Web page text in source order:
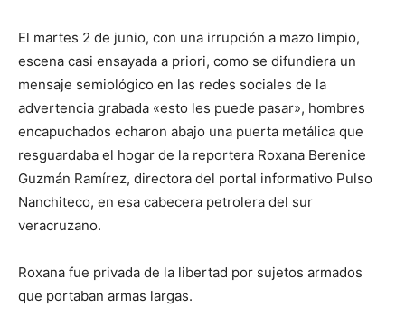
El martes 2 de junio, con una irrupción a mazo limpio,
escena casi ensayada a priori, como se difundiera un
mensaje semiológico en las redes sociales de la
advertencia grabada «esto les puede pasar», hombres
encapuchados echaron abajo una puerta metálica que
resguardaba el hogar de la reportera Roxana Berenice
Guzmán Ramírez, directora del portal informativo Pulso
Nanchiteco, en esa cabecera petrolera del sur
veracruzano.
Roxana fue privada de la libertad por sujetos armados
que portaban armas largas.